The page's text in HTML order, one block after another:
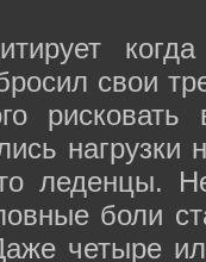
свои
нагрузки
леденцы.
боли
четыре